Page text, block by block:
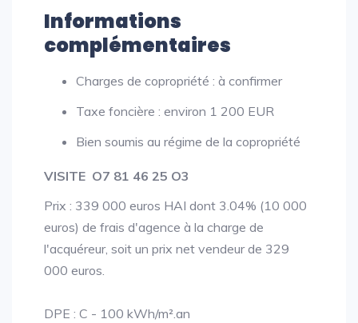
Informations
complémentaires
Charges de copropriété : à confirmer
Taxe foncière : environ 1 200 EUR
Bien soumis au régime de la copropriété
VISITE O7 81 46 25 O3
Prix : 339 000 euros HAI dont 3.04% (10 000
euros) de frais d'agence à la charge de
l'acquéreur, soit un prix net vendeur de 329
000 euros.
DPE : C - 100 kWh/m².an